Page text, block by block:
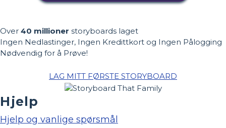
Over 40 millioner storyboards laget
Ingen Nedlastinger, Ingen Kredittkort og Ingen Pålogging
Nødvendig for å Prøve!
LAG MITT FØRSTE STORYBOARD
Hjelp
Hjelp og vanlige spørsmål